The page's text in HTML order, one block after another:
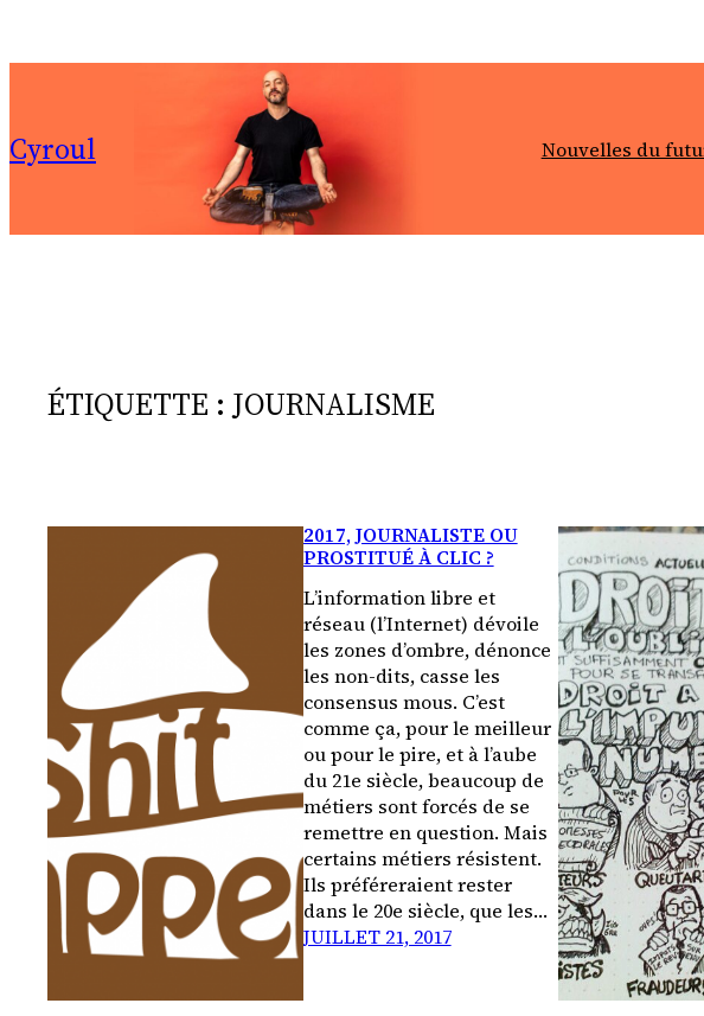
Cyroul Nouvelles du
ÉTIQUETTE :JOURNALISME
2017, JOURNALISTE OU
PROSTITUÉ À CLIC ?
L’information libre et
réseau (l’Internet) dévoile
les zones d’ombre, dénonce
les non-dits, casse les
consensus mous. C’est
comme ça, pour le meilleur
ou pour le pire, et à l’aube
du 21e siècle, beaucoup de
métiers sont forcés de se
remettre en question. Mais
certains métiers résistent.
Ils préféreraient rester
dans le 20e siècle, que les…
JUILLET 21, 2017